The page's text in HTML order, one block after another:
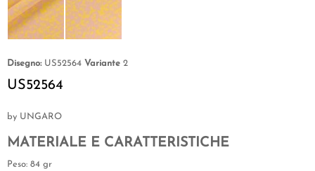
Disegno: US52564 Variante 2
US52564
by UNGARO
MATERIALE E CARATTERISTICHE
Peso: 84 gr